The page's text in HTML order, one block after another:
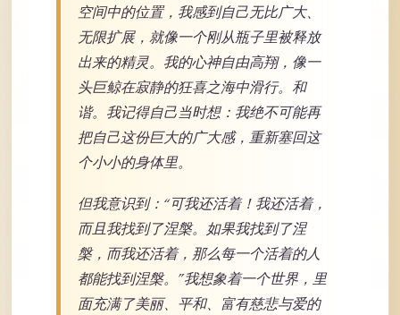
空间中的位置，我感到自己无比广大、
无限扩展，就像一个刚从瓶子里被释放
出来的精灵。我的心神自由高翔，像一
头巨鲸在寂静的狂喜之海中滑行。和
谐。我记得自己当时想：我绝不可能再
把自己这份巨大的广大感，重新塞回这
个小小的身体里。
但我意识到：“可我还活着！我还活着，
而且我找到了涅槃。如果我找到了涅
槃，而我还活着，那么每一个活着的人
都能找到涅槃。”我想象着一个世界，里
面充满了美丽、平和、富有慈悲与爱的